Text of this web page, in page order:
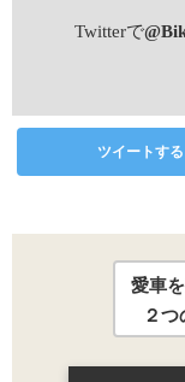
Twitterで
ツイートする
愛車
２つ